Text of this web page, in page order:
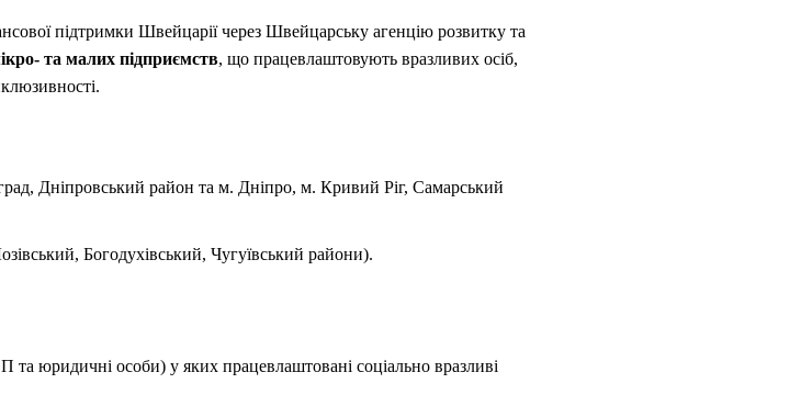
підтримки Швейцарії через Швейцарську агенцію розвитку та
та малих підприємств, що працевлаштовують вразливих осіб,
.
Дніпровський район та м. Дніпро, м. Кривий Ріг, Самарський
Богодухівський, Чугуївський райони).
та юридичні особи) у яких працевлаштовані соціально вразливі